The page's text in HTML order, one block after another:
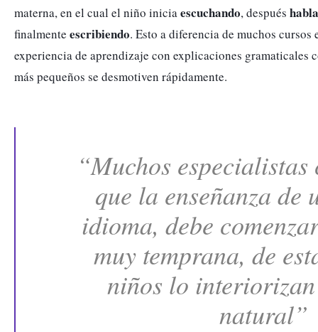
materna, en el cual el niño inicia escuchando, después
finalmente escribiendo. Esto a diferencia de muchos
experiencia de aprendizaje con explicaciones gramaticales
más pequeños se desmotiven rápidamente.
“Muchos
que la enseñanza de
idioma, debe
muy temprana, de
niños lo
natural”